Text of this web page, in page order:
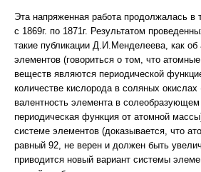
Эта напряженная работа продолжалась в
с 1869г. по 1871г. Результатом
такие публикации Д.И.Менделеева, как
элементов (говориться о том, что
веществ являются периодической
количестве кислорода в соляных
валентность элемента в солеобразующем
периодическая функция от атомной
системе элементов (доказывается, что
равный 92, не верен и должен быть
приводится новый вариант системы